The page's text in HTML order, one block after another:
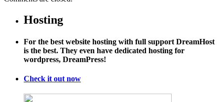
Hosting
For the best website hosting with full support DreamHost
is the best. They even have dedicated hosting for
wordpress, DreamPress!
Check it out now